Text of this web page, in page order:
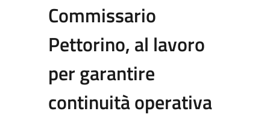
Commissario
Pettorino, al lavoro
per garantire
continuità operativa